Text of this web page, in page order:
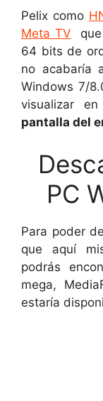
Pelix como
Meta TV
64 bits de
no acabaría
Windows 7/
visualizar
pantalla del
PC
Para poder
que aquí
podrás
mega,
estaría